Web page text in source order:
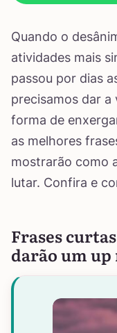
Quando o
atividades mais
passou por dias
precisamos dar a
forma de
as melhores
mostrarão como
lutar. Confira e
Frases
darão um up